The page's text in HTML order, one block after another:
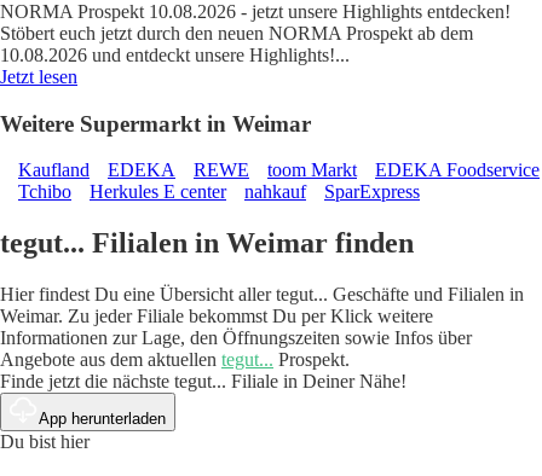
NORMA Prospekt 10.08.2026 - jetzt unsere Highlights entdecken!
Stöbert euch jetzt durch den neuen NORMA Prospekt ab dem
10.08.2026 und entdeckt unsere Highlights!...
Jetzt lesen
Weitere Supermarkt in Weimar
Kaufland EDEKA REWE toom Markt
EDEKA Foodservice
Tchibo
Herkules E center nahkauf SparExpress
tegut... Filialen in Weimar finden
Hier findest Du eine Übersicht aller tegut... Geschäfte und Filialen in
Weimar. Zu jeder Filiale bekommst Du per Klick weitere
Informationen zur Lage, den Öffnungszeiten sowie Infos über
Angebote aus dem aktuellen tegut... Prospekt.
Finde jetzt die nächste tegut... Filiale in Deiner Nähe!
App herunterladen
Du bist hier